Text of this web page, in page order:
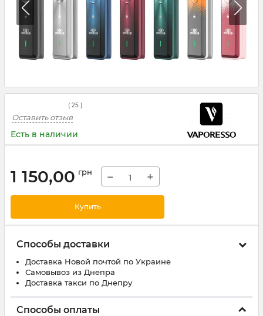
( 25 )
Оставить отзыв
Есть в наличии
1 150,00 грн − +
Купить
Способы доставки
Доставка Новой почтой по Украине
Самовывоз из Днепра
Доставка такси по Днепру
Способы оплаты